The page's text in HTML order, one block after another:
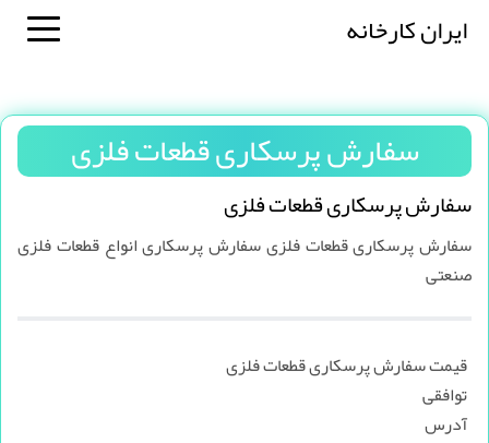
ایران کارخانه
سفارش پرسکاری قطعات فلزی
سفارش پرسکاری قطعات فلزی
سفارش پرسکاری قطعات فلزی سفارش پرسکاری انواع قطعات فلزی
صنعتی
قیمت سفارش پرسکاری قطعات فلزی
توافقی
آدرس